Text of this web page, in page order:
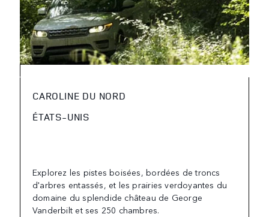
CAROLINE DU NORD
ÉTATS-UNIS
Explorez les pistes boisées, bordées de troncs
d'arbres entassés, et les prairies verdoyantes du
domaine du splendide château de George
Vanderbilt et ses 250 chambres.